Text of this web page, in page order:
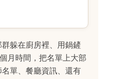
躲在廚房裡、用鍋鏟
月時間，把名單上大部
單、餐廳資訊、還有